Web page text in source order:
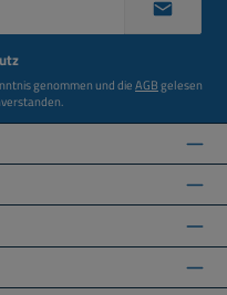
genommen und dieAGBgelesen